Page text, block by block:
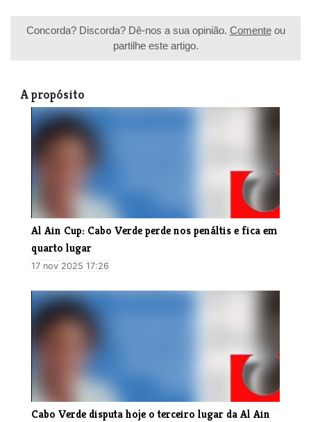
Concorda? Discorda? Dê-nos a sua opinião. Comenteou
partilhe este artigo.
A propósito
Al Ain Cup: Cabo Verde perde nos penáltis e fica em
quarto lugar
17 nov 2025 17:26
Cabo Verde disputa hoje o terceiro lugar da Al Ain